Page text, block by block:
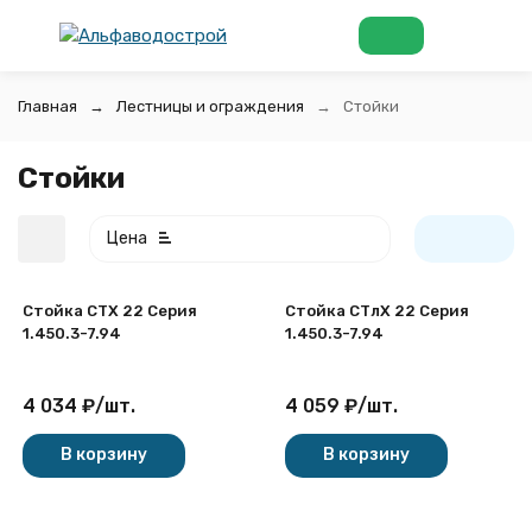
Главная Лестницы и ограждения Стойки
Стойки
Цена
Стойка СТХ 22 Серия
1.450.3-7.94
4 034 ₽/шт.
В корзину
Стойка СТлХ 22 Серия
1.450.3-7.94
4 059 ₽/шт.
В корзину